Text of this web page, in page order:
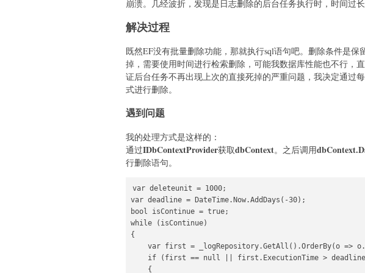
崩溃。几经波折，发现是日志删除的后台任务执行时，时间过长
解决过程
既然EF没有批量删除功能，那就执行sql语句吧。删除条件是保
掉，需要使用时间进行检索删除，可能我数据库性能也不行，
证后台任务不再出现上次的直接死掉的严重问题，我决定通过
式进行删除。
遇到问题
我的处理方式是这样的：
通过IDbContextProvider获取dbContext。之后调用
行删除语句。
var deleteunit = 1000;
var deadline = DateTime.Now.AddDays(-30);
bool isContinue = true;
while (isContinue)
{
var first = _logRepository.GetAll().OrderBy(o =>
if (first == null || first.ExecutionTime >
    {